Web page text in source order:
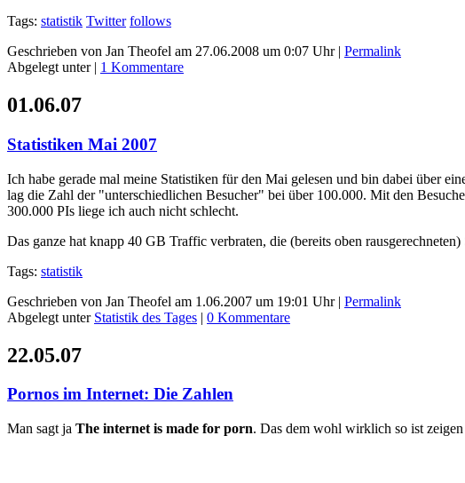
Tags: statistik Twitter follows
Geschrieben von Jan Theofel am 27.06.2008 um 0:07 Uhr | Permalink
Abgelegt unter | 1 Kommentare
01.06.07
Statistiken Mai 2007
Ich habe gerade mal meine Statistiken für den Mai gelesen und bin dabei über
lag die Zahl der "unterschiedlichen Besucher" bei über 100.000. Mit den
300.000 PIs liege ich auch nicht schlecht.
Das ganze hat knapp 40 GB Traffic verbraten, die (bereits oben
Tags: statistik
Geschrieben von Jan Theofel am 1.06.2007 um 19:01 Uhr | Permalink
Abgelegt unter Statistik des Tages | 0 Kommentare
22.05.07
Pornos im Internet: Die Zahlen
Man sagt ja The internet is made for porn. Das dem wohl wirklich so ist zeigen